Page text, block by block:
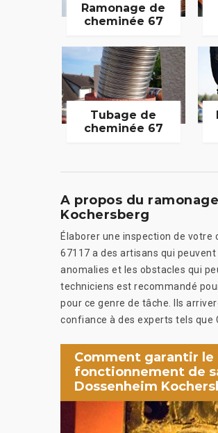
Ramonage de
cheminée 67
Tubage de
cheminée 67
A propos du
Kochersberg
Élaborer une inspection de votre
67117 a des artisans qui
anomalies et les obstacles qui
techniciens est recommandé
pour ce genre de tâche. Ils
confiance à des experts tels que
Comment garantir le
fonctionnement de
Dossenheim